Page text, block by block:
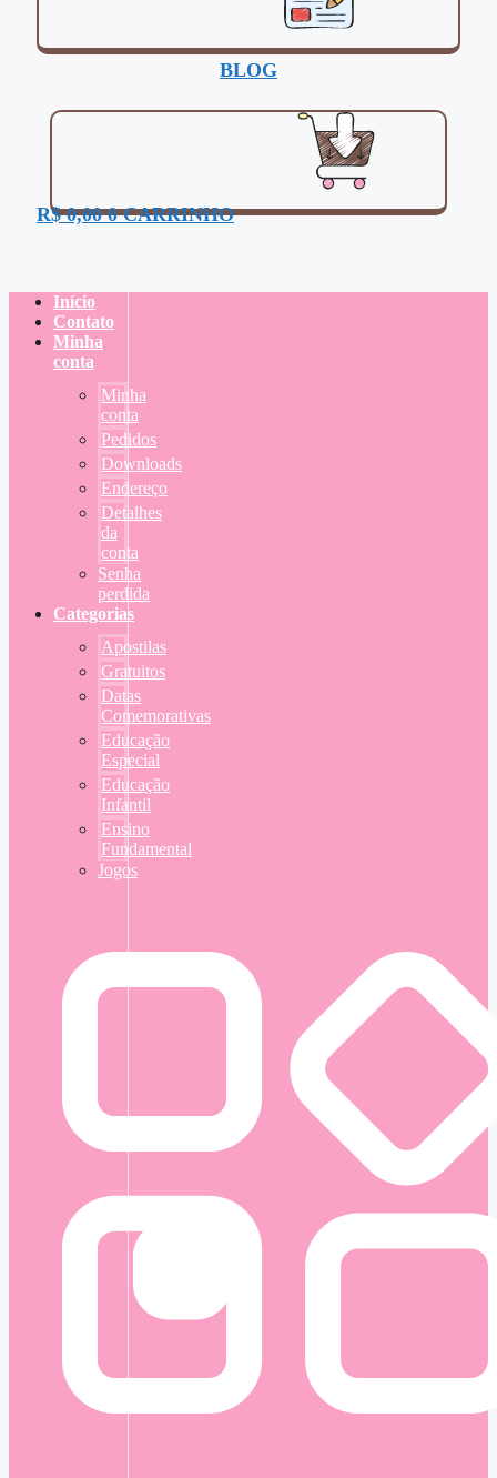
BLOG
R$0,00 0 CARRINHO
Início
Contato
Minha
conta
Minha
conta
Pedidos
Downloads
Endereço
Detalhes
da
conta
Senha
perdida
Categorias
Apostilas
Gratuitos
Datas
Comemorativas
Educação
Especial
Educação
Infantil
Ensino
Fundamental
Jogos